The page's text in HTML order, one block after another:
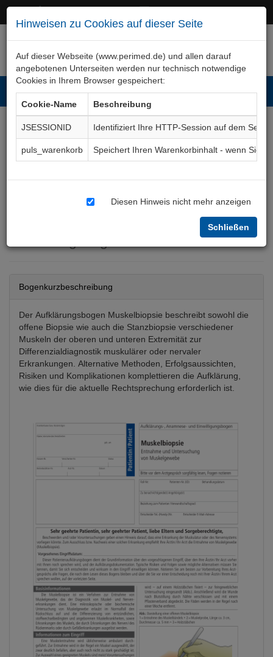
Hinweisen zu Cookies auf dieser Seite
Auf dieser Webseite (www.perimed.de) und allen darauf
angebotenen Unterseiten werden nur technisch notwendige
Cookies in Ihrem Browser gespeichert:
Cookie-Name
Beschreibung
JSESSIONID
Identifiziert Ihre HTTP-Session auf dem Server
puls_warenkorb
Speichert Ihren Warenkorbinhalt - wenn Sie
Diesen Hinweis nicht mehr anzeigen
Schließen
Muskelbiopsie -
Entnahme und
Untersuchung von
Muskelgewebe
NhNr005De
Bogenkurzbeschreibung
Der Aufklärungsbogen Muskelbiopsie beschreibt sowohl die
offene Biopsie wie auch die Stanzbiopsie verschiedener
Muskeln der oberen und unteren Extremität zur
Differenzialdiagnostik muskulärer oder nervaler
Erkrankungen. Alternative Methoden, Erfolgsaussichten,
Risiken und Komplikationen komplettieren die Aufklärung,
wie dies für die aktuelle Rechtsprechung erforderlich ist.